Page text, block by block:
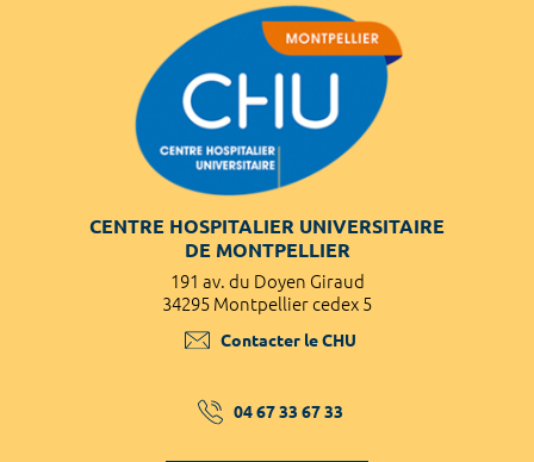
CENTRE HOSPITALIER UNIVERSITAIRE
DE MONTPELLIER
191 av. du Doyen Giraud
34295 Montpellier cedex 5
Contacter le CHU
04 67 33 67 33